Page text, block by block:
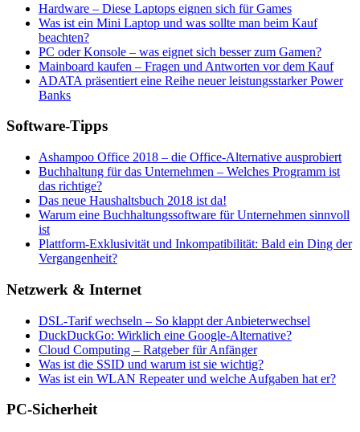
Hardware – Diese Laptops eignen sich für Games
Was ist ein Mini Laptop und was sollte man beim Kauf
beachten?
PC oder Konsole – was eignet sich besser zum Gamen?
Mainboard kaufen – Fragen und Antworten vor dem Kauf
ADATA präsentiert eine Reihe neuer leistungsstarker Power
Banks
Software-Tipps
Ashampoo Office 2018 – die Office-Alternative ausprobiert
Buchhaltung für das Unternehmen – Welches Programm ist
das richtige?
Das neue Haushaltsbuch 2018 ist da!
Warum eine Buchhaltungssoftware für Unternehmen sinnvoll
ist
Plattform-Exklusivität und Inkompatibilität: Bald ein Ding der
Vergangenheit?
Netzwerk & Internet
DSL-Tarif wechseln – So klappt der Anbieterwechsel
DuckDuckGo: Wirklich eine Google-Alternative?
Cloud Computing – Ratgeber für Anfänger
Was ist die SSID und warum ist sie wichtig?
Was ist ein WLAN Repeater und welche Aufgaben hat er?
PC-Sicherheit